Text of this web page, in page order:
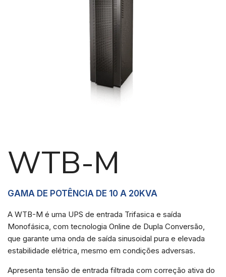
WTB-M
GAMA DE POTÊNCIA DE 10 A 20KVA
A WTB-M é uma UPS de entrada Trifasica e saída
Monofásica, com tecnologia Online de Dupla Conversão,
que garante uma onda de saída sinusoidal pura e elevada
estabilidade elétrica, mesmo em condições adversas.
Apresenta tensão de entrada filtrada com correção ativa do
Para que
melhorar a
funcionalidade
e estrutura do
site, com
base na forma
de utilização